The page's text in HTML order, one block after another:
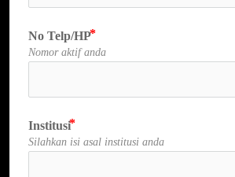
No Telp/HP
Nomor aktif anda
Institusi
Silahkan isi asal institusi anda